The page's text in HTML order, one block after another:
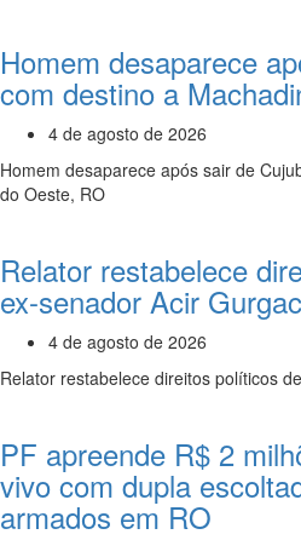
Homem desaparece
com destino a
4 de agosto de 2026
Homem desaparece após sair de
do Oeste, RO
Relator restabelece
ex-senador Acir
4 de agosto de 2026
Relator restabelece direitos políticos
PF apreende R$ 2
vivo com dupla
armados em RO